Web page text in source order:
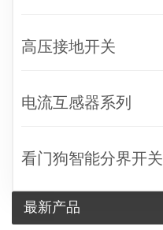
高压接地开关
电流互感器系列
看门狗智能分界开关
最新产品